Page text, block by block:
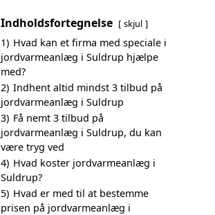
Indholdsfortegnelse skjul
1) Hvad kan et firma med speciale i
jordvarmeanlæg i Suldrup hjælpe
med?
2) Indhent altid mindst 3 tilbud på
jordvarmeanlæg i Suldrup
3) Få nemt 3 tilbud på
jordvarmeanlæg i Suldrup, du kan
være tryg ved
4) Hvad koster jordvarmeanlæg i
Suldrup?
5) Hvad er med til at bestemme
prisen på jordvarmeanlæg i